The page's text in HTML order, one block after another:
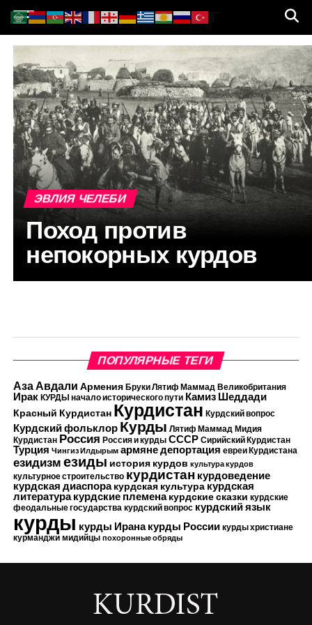
ЭВЛИЯ ЧЕЛЕБИ
Поход против
непокорных курдов
ПОПУЛЯРНЫЕ ТЕГИ
Аза Авдали Армения Бруки Лятиф Маммад Великобритания
Ирак КУРДЫ начало исторического пути Камиз Шеддади
Красный Курдистан Курдистан Курдский вопрос
Курдский фольклор Курды Лятиф Маммад Мидия
Курдистан Россия Россия и курды СССР Сирийский Курдистан
Турция Чингиз Илдырым армянедепортация евреи Курдистана
езидизмезиды история курдов культура курдов
культурное строительство курдистан курдоведение
курдская диаспора курдская культура курдская
литература курдские племена курдские сказки курдские
феодальные государства курдский вопрос курдский язык
курды курды Ирана курды России курды христиане
курманджи мидийцы похоронные обряды